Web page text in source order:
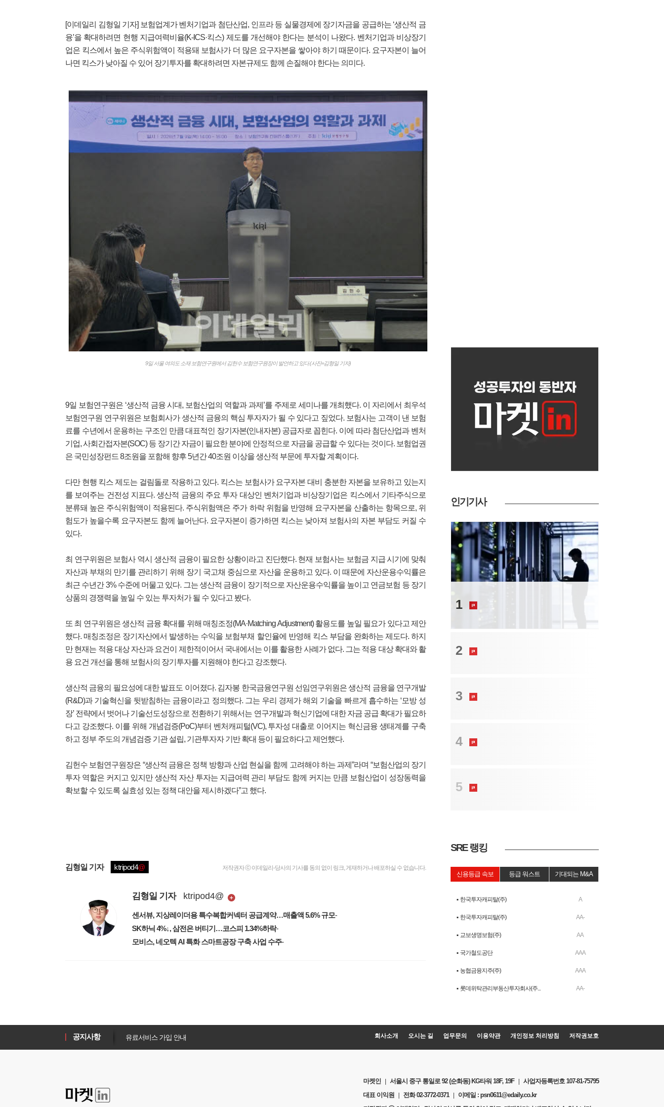
[이데일리 김형일 기자] 보험업계가 벤처기업과 첨단산업, 인프라 등 실물경제에 장기자금을 공급하는 ‘생산적 금
융’을 확대하려면 현행 지급여력비율(K-ICS·킥스) 제도를 개선해야 한다는 분석이 나왔다. 벤처기업과 비상장기
업은 킥스에서 높은 주식위험액이 적용돼 보험사가 더 많은 요구자본을 쌓아야 하기 때문이다. 요구자본이 늘어
나면 킥스가 낮아질 수 있어 장기투자를 확대하려면 자본규제도 함께 손질해야 한다는 의미다.
9일 서울 여의도 소재 보험연구원에서 김헌수 보험연구원장이 발언하고 있다.(사진=김형일 기자)
9일 보험연구원은 ‘생산적 금융 시대, 보험산업의 역할과 과제’를 주제로 세미나를 개최했다. 이 자리에서 최우석
보험연구원 연구위원은 보험회사가 생산적 금융의 핵심 투자자가 될 수 있다고 짚었다. 보험사는 고객이 낸 보험
료를 수년에서 운용하는 구조인 만큼 대표적인 장기자본(인내자본) 공급자로 꼽힌다. 이에 따라 첨단산업과 벤처
기업, 사회간접자본(SOC) 등 장기간 자금이 필요한 분야에 안정적으로 자금을 공급할 수 있다는 것이다. 보험업권
은 국민성장펀드 8조원을 포함해 향후 5년간 40조원 이상을 생산적 부문에 투자할 계획이다.
다만 현행 킥스 제도는 걸림돌로 작용하고 있다. 킥스는 보험사가 요구자본 대비 충분한 자본을 보유하고 있는지
를 보여주는 건전성 지표다. 생산적 금융의 주요 투자 대상인 벤처기업과 비상장기업은 킥스에서 기타주식으로
분류돼 높은 주식위험액이 적용된다. 주식위험액은 주가 하락 위험을 반영해 요구자본을 산출하는 항목으로, 위
험도가 높을수록 요구자본도 함께 늘어난다. 요구자본이 증가하면 킥스는 낮아져 보험사의 자본 부담도 커질 수
있다.
최 연구위원은 보험사 역시 생산적 금융이 필요한 상황이라고 진단했다. 현재 보험사는 보험금 지급 시기에 맞춰
자산과 부채의 만기를 관리하기 위해 장기 국고채 중심으로 자산을 운용하고 있다. 이 때문에 자산운용수익률은
최근 수년간 3% 수준에 머물고 있다. 그는 생산적 금융이 장기적으로 자산운용수익률을 높이고 연금보험 등 장기
상품의 경쟁력을 높일 수 있는 투자처가 될 수 있다고 봤다.
또 최 연구위원은 생산적 금융 확대를 위해 매칭조정(MA·Matching Adjustment) 활용도를 높일 필요가 있다고 제안
했다. 매칭조정은 장기자산에서 발생하는 수익을 보험부채 할인율에 반영해 킥스 부담을 완화하는 제도다. 하지
만 현재는 적용 대상 자산과 요건이 제한적이어서 국내에서는 이를 활용한 사례가 없다. 그는 적용 대상 확대와 활
용 요건 개선을 통해 보험사의 장기투자를 지원해야 한다고 강조했다.
생산적 금융의 필요성에 대한 발표도 이어졌다. 김자봉 한국금융연구원 선임연구위원은 생산적 금융을 연구개발
(R&D)과 기술혁신을 뒷받침하는 금융이라고 정의했다. 그는 우리 경제가 해외 기술을 빠르게 흡수하는 ‘모방 성
장’ 전략에서 벗어나 기술선도성장으로 전환하기 위해서는 연구개발과 혁신기업에 대한 자금 공급 확대가 필요하
다고 강조했다. 이를 위해 개념검증(PoC)부터 벤처캐피털(VC), 투자성 대출로 이어지는 혁신금융 생태계를 구축
하고 정부 주도의 개념검증 기관 설립, 기관투자자 기반 확대 등이 필요하다고 제언했다.
김헌수 보험연구원장은 “생산적 금융은 정책 방향과 산업 현실을 함께 고려해야 하는 과제”라며 “보험산업의 장기
투자 역할은 커지고 있지만 생산적 자산 투자는 지급여력 관리 부담도 함께 커지는 만큼 보험산업이 성장동력을
확보할 수 있도록 실효성 있는 정책 대안을 제시하겠다”고 했다.
김형일 기자 ktripod4@ 저작권자 ⓒ 이데일리-당사의 기사를 동의 없이 링크, 게재하거나 배포하실 수 없습니다.
김형일 기자 ktripod4@
-
센서뷰, 지상레이더용 특수복합커넥터 공급계약…매출액 5.6% 규모
-
SK하닉 4%↓, 삼전은 버티기…코스피 1.34%하락
-
모비스, 네오텍 AI 특화 스마트공장 구축 사업 수주
인기기사
1
2
3
4
5
SRE 랭킹
신용등급 속보 등급 워스트 기대되는 M&A
▪ 한국투자캐피탈(주) A
▪ 한국투자캐피탈(주) AA-
▪ 교보생명보험(주) AA
▪ 국가철도공단 AAA
▪ 농협금융지주(주) AAA
▪ 롯데위탁관리부동산투자회사(주... AA-
공지사항
1새로워진 마켓인, 성공투자 창을 열다
유료서비스 가입 안내
1새로워진 마켓인, 성공투자 창을 열다
회사소개 오시는 길 업무문의 이용약관 개인정보 처리방침 저작권보호
마켓인 서울시 중구 통일로 92 (순화동) KG타워 18F, 19F
사업자등록번호 107-81-75795
대표 이익원
전화 02-3772-0371 이메일 : psn0611@edaily.co.kr